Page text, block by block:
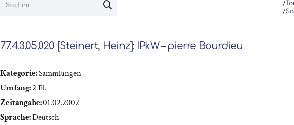
/
/
77.4.3.05.020 [Steinert, Heinz]: IPkW – pierre Bourdieu
Kategorie:Sammlungen
Umfang:2 Bl.
Zeitangabe:01.02.2002
Sprache:Deutsch